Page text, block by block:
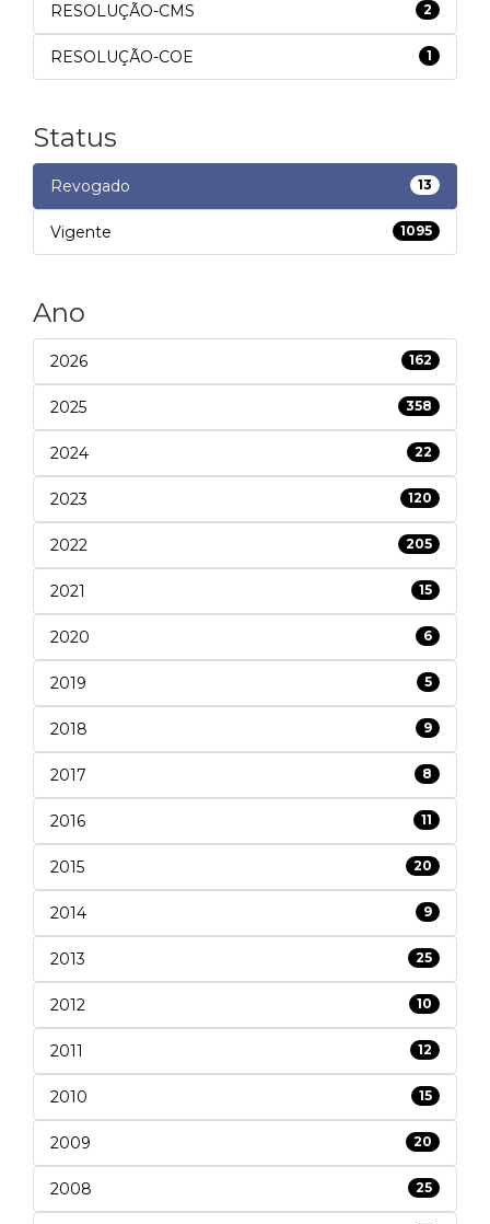
RESOLUÇÃO-CMS 2
RESOLUÇÃO-COE 1
Status
Revogado 13
Vigente 1095
Ano
2026 162
2025 358
2024 22
2023 120
2022 205
2021 15
2020 6
2019 5
2018 9
2017 8
2016 11
2015 20
2014 9
2013 25
2012 10
2011 12
2010 15
2009 20
2008 25